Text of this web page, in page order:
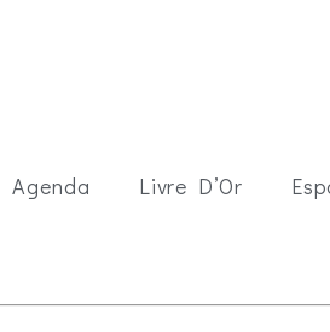
Agenda Livre D’Or